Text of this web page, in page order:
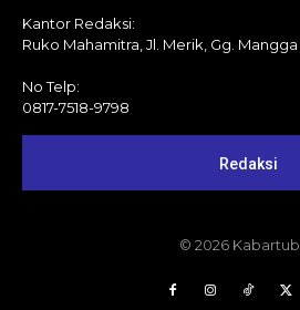
Kantor Redaksi:
Ruko Mahamitra, Jl. Merik, Gg.
No Telp:
0817-7518-9798
Redaksi
© 2026